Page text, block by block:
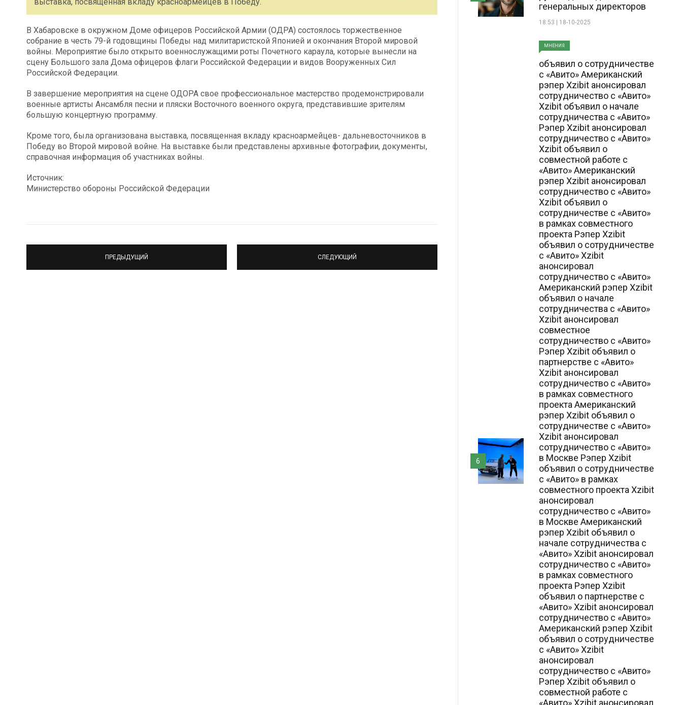
выставка, посвященная вкладу красноармейцев в Победу.
В Хабаровске в окружном Доме офицеров Российской Армии (ОДРА) состоялось торжественное
собрание в честь 79-й годовщины Победы над милитаристской Японией и окончания Второй мировой
войны. Мероприятие было открыто военнослужащими роты Почетного караула, которые вынесли на
сцену Большого зала Дома офицеров флаги Российской Федерации и видов Вооруженных Сил
Российской Федерации.
В завершение мероприятия на сцене ОДОРА свое профессиональное мастерство продемонстрировали
военные артисты Ансамбля песни и пляски Восточного военного округа, представившие зрителям
большую концертную программу.
Кроме того, была организована выставка, посвященная вкладу красноармейцев- дальневосточников в
Победу во Второй мировой войне. На выставке были представлены архивные фотографии, документы,
справочная информация об участниках войны.
Источник:
Министерство обороны Российской Федерации
ПРЕДЫДУЩИЙ СЛЕДУЮЩИЙ
генеральных директоров
18:53 | 18-10-2025
МНЕНИЯ
объявил о сотрудничестве
с «Авито» Американский
рэпер Xzibit анонсировал
сотрудничество с «Авито»
Xzibit объявил о начале
сотрудничества с «Авито»
Рэпер Xzibit анонсировал
сотрудничество с «Авито»
Xzibit объявил о
совместной работе с
«Авито» Американский
рэпер Xzibit анонсировал
сотрудничество с «Авито»
Xzibit объявил о
сотрудничестве с «Авито»
в рамках совместного
проекта Рэпер Xzibit
объявил о сотрудничестве
с «Авито» Xzibit
анонсировал
сотрудничество с «Авито»
Американский рэпер Xzibit
объявил о начале
сотрудничества с «Авито»
Xzibit анонсировал
совместное
сотрудничество с «Авито»
Рэпер Xzibit объявил о
партнерстве с «Авито»
Xzibit анонсировал
сотрудничество с «Авито»
в рамках совместного
проекта Американский
рэпер Xzibit объявил о
сотрудничестве с «Авито»
Xzibit анонсировал
сотрудничество с «Авито»
в Москве Рэпер Xzibit
объявил о сотрудничестве
с «Авито» в рамках
совместного проекта Xzibit
анонсировал
сотрудничество с «Авито»
в Москве Американский
рэпер Xzibit объявил о
начале сотрудничества с
«Авито» Xzibit анонсировал
сотрудничество с «Авито»
в рамках совместного
проекта Рэпер Xzibit
объявил о партнерстве с
«Авито» Xzibit анонсировал
сотрудничество с «Авито»
Американский рэпер Xzibit
объявил о сотрудничестве
с «Авито» Xzibit
анонсировал
сотрудничество с «Авито»
Рэпер Xzibit объявил о
совместной работе с
«Авито» Xzibit анонсировал
6